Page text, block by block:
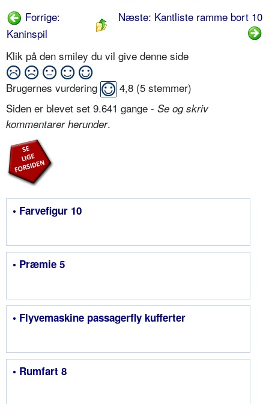
Forrige:
Kaninspil
Næste: Kantliste ramme bort 10
Klik på den smiley du vil give denne side
Brugernes vurdering 4,8 (5 stemmer)
Siden er blevet set 9.641 gange - Se og skriv
kommentarer herunder.
• Farvefigur 10
• Præmie 5
• Flyvemaskine passagerfly kufferter
• Rumfart 8